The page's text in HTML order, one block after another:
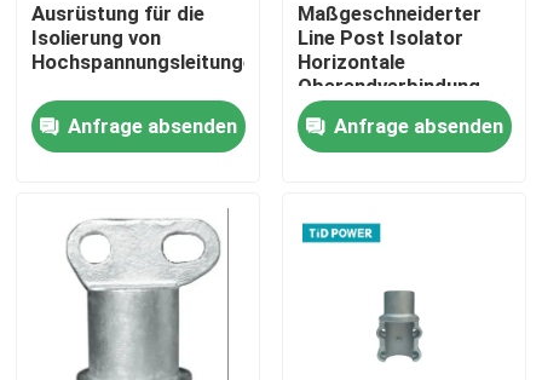
Qualitätskontrolle
Kontakt mit uns
Neuigkeiten
Bitte um ein Angebot
Eisenbahnisolator
Ausrüstung für die
Isolierung von
Hochspannungsleitungen
Anfrage absenden
Maßgeschneiderter
Line Post Isolator
Horizontale
Oberendverbindung
Anfrage absenden